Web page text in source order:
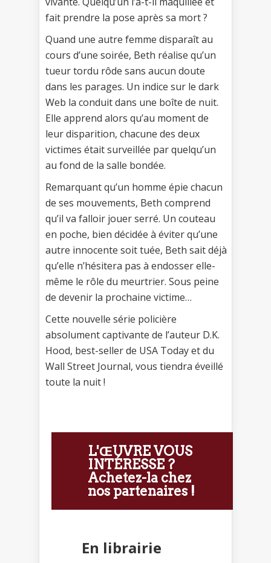
fait prendre la pose après sa mort ?
Quand une autre femme disparaît au
cours d’une soirée, Beth réalise qu’un
tueur tordu rôde sans aucun doute
dans les parages. Un indice sur le dark
Web la conduit dans une boîte de nuit.
Elle apprend alors qu’au moment de
leur disparition, chacune des deux
victimes était surveillée par quelqu’un
au fond de la salle bondée.
Remarquant qu’un homme épie chacun
de ses mouvements, Beth comprend
qu’il va falloir jouer serré. Un couteau
en poche, bien décidée à éviter qu’une
autre innocente soit tuée, Beth sait déjà
qu’elle n’hésitera pas à endosser elle-
même le rôle du meurtrier. Sous peine
de devenir la prochaine victime…
Cette nouvelle série policière
absolument captivante de l’auteur D.K.
Hood, best-seller de USA Today et du
Wall Street Journal, vous tiendra éveillé
toute la nuit !
L'ŒUVRE VOUS
INTÉRESSE ?
Achetez-la chez
nos partenaires !
En librairie